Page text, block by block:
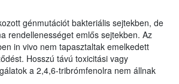
génmutációt bakteriális sejtekben, de
rendellenességet emlős sejtekben. Az
in vivo nem tapasztaltak emelkedett
Hosszú távú toxicitási vagy
a 2,4,6-tribrómfenolra nem állnak